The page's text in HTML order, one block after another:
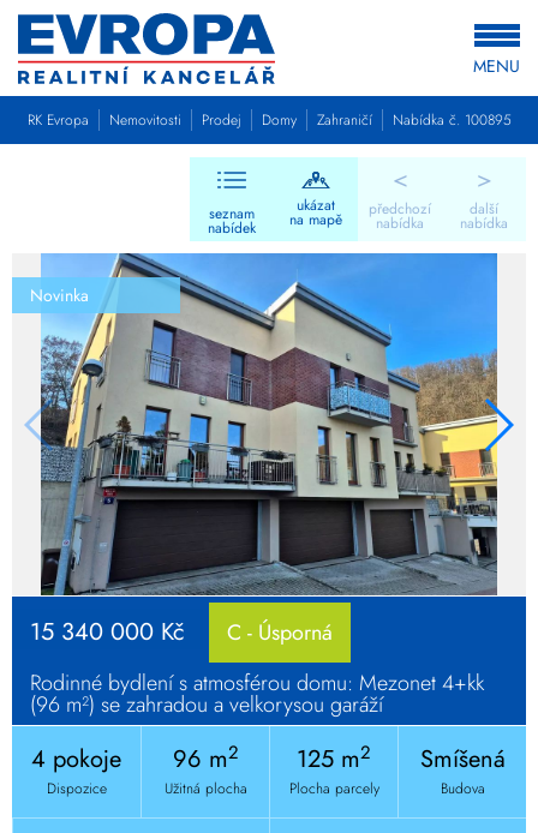
MENU
RK Evropa Nemovitosti Prodej Domy Zahraničí Nabídka č. 100895
<
předchozí
nabídka
seznam
nabídek
ukázat
na mapě
>
další
nabídka
Novinka
15 340 000 Kč
C - Úsporná
Rodinné bydlení s atmosférou domu: Mezonet 4+kk
(96 m²) se zahradou a velkorysou garáží
4 pokoje
Dispozice
96 m2
Užitná plocha
125 m2
Plocha parcely
Smíšená
Budova